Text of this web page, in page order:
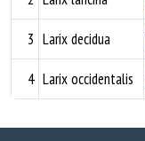
3 Larix decidua
4 Larix occidentalis